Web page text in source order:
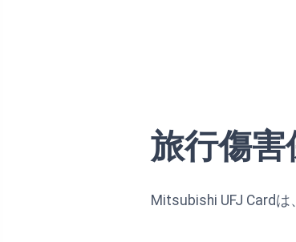
旅行傷
Mitsubishi UFJ Card